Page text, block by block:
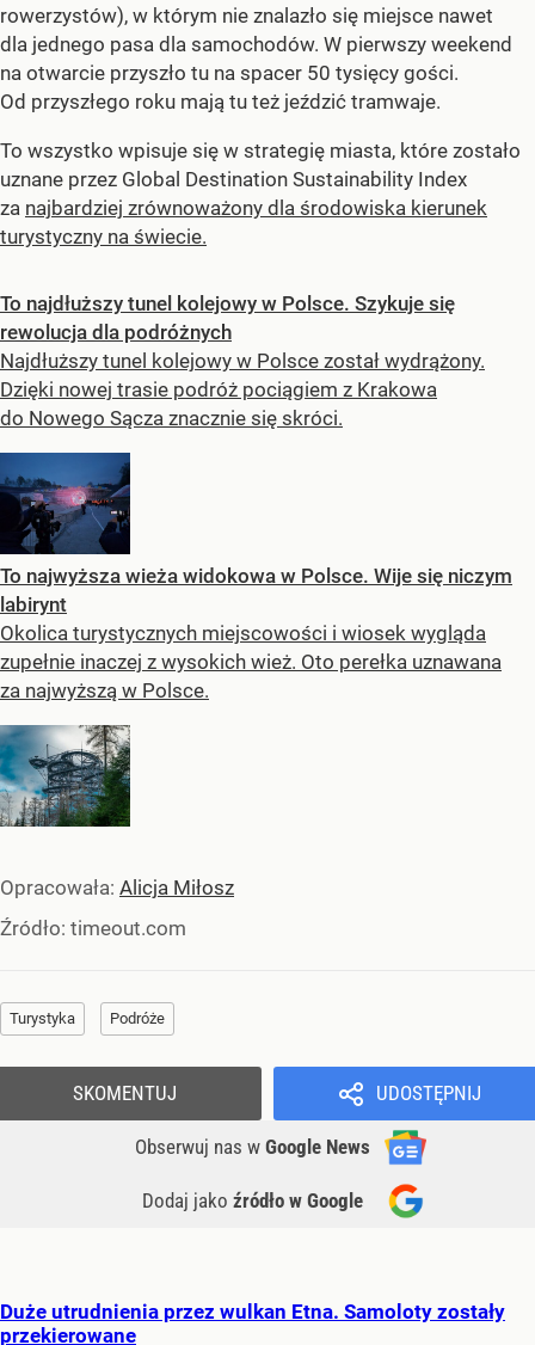
rowerzystów), w którym nie znalazło się miejsce nawet
dla jednego pasa dla samochodów. W pierwszy weekend
na otwarcie przyszło tu na spacer 50 tysięcy gości.
Od przyszłego roku mają tu też jeździć tramwaje.
To wszystko wpisuje się w strategię miasta, które zostało
uznane przez Global Destination Sustainability Index
za najbardziej zrównoważony dla środowiska kierunek
turystyczny na świecie.
To najdłuższy tunel kolejowy w Polsce. Szykuje się
rewolucja dla podróżnych
Najdłuższy tunel kolejowy w Polsce został wydrążony.
Dzięki nowej trasie podróż pociągiem z Krakowa
do Nowego Sącza znacznie się skróci.
To najwyższa wieża widokowa w Polsce. Wije się niczym
labirynt
Okolica turystycznych miejscowości i wiosek wygląda
zupełnie inaczej z wysokich wież. Oto perełka uznawana
za najwyższą w Polsce.
Opracowała: Alicja Miłosz
Źródło: timeout.com
Turystyka Podróże
UDOSTĘPNIJ
Obserwuj nas w Google News
Dodaj jako źródło w Google
SKOMENTUJ
Duże utrudnienia przez wulkan Etna. Samoloty zostały
przekierowane